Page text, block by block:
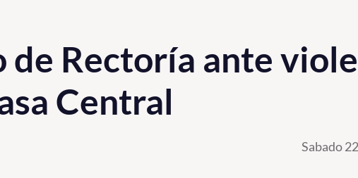
de Rectoría ante
Central
Sabado